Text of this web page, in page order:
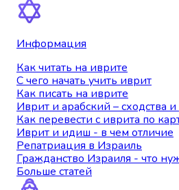
Информация
Как читать на иврите
С чего начать учить иврит
Как писать на иврите
Иврит и арабский – сходства
Как перевести с иврита по
Иврит и идиш - в чем отличие
Репатриация в Израиль
Гражданство Израиля - что
Больше статей